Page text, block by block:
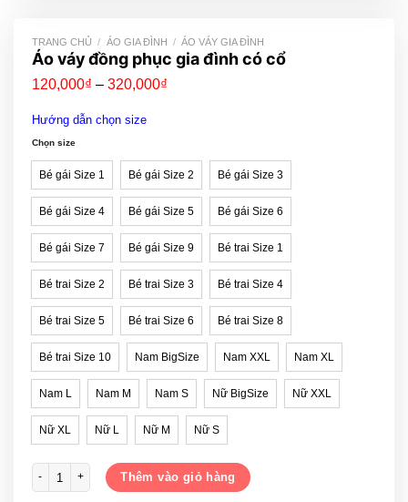
TRANG CHỦ / ÁO GIA ĐÌNH / ÁO VÁY GIA ĐÌNH
Áo váy đồng phục gia đình có cổ
120,000₫ – 320,000₫
Hướng dẫn chọn size
Chọn size
Bé gái Size 1 Bé gái Size 2 Bé gái Size 3
Bé gái Size 4 Bé gái Size 5 Bé gái Size 6
Bé gái Size 7 Bé gái Size 9 Bé trai Size 1
Bé trai Size 2 Bé trai Size 3 Bé trai Size 4
Bé trai Size 5 Bé trai Size 6 Bé trai Size 8
Bé trai Size 10 Nam BigSize Nam XXL Nam XL
Nam L Nam M Nam S Nữ BigSize Nữ XXL
Nữ XL Nữ L Nữ M Nữ S
Áo váy đồng phục gia đình có cổ số lượng
Thêm vào giỏ hàng